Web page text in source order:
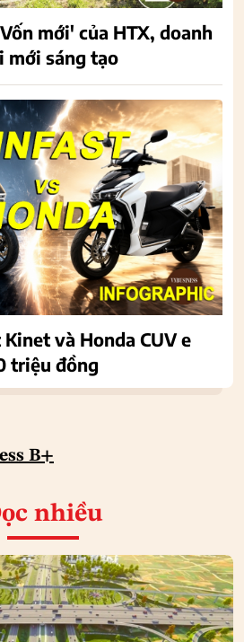
mới' của HTX, doanh
mới sáng tạo
và Honda CUV e
triệu đồng
B+
nhiều